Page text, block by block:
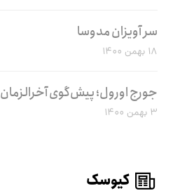
سر آویزان مدوسا
۱۸ بهمن ۱۴۰۰
جورج اورول؛ پیش‌گوی آخرالزمان
۳ بهمن ۱۴۰۰
کیوسک